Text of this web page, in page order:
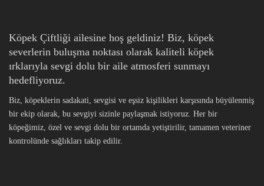
Köpek Çiftliği ailesine hoş geldiniz! Biz, köpek
severlerin buluşma noktası olarak kaliteli köpek
ırklarıyla sevgi dolu bir aile atmosferi sunmayı
hedefliyoruz.
Biz, köpeklerin sadakati, sevgisi ve eşsiz kişilikleri karşısında büyülenmiş
bir ekip olarak, bu sevgiyi sizinle paylaşmak istiyoruz. Her bir
köpeğimiz, özel ve sevgi dolu bir ortamda yetiştirilir, tamamen veteriner
kontrolünde sağlıkları takip edilir.